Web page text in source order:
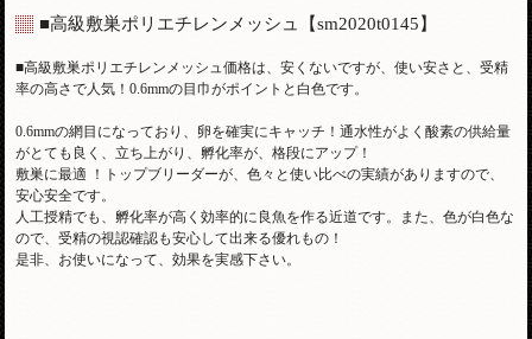
■高級敷巣ポリエチレンメッシュ 【sm2020t0145】
■高級敷巣ポリエチレンメッシュ価格は、安くないですが、使い安さと、受精
率の高さで人気！0.6mmの目巾がポイントと白色です。
0.6mmの網目になっており、卵を確実にキャッチ！通水性がよく酸素の供給量
がとても良く、立ち上がり、孵化率が、格段にアップ！
敷巣に最適 ！トップブリーダーが、色々と使い比べの実績がありますので、
安心安全です。
人工授精でも、孵化率が高く効率的に良魚を作る近道です。また、色が白色な
ので、受精の視認確認も安心して出来る優れもの！
是非、お使いになって、効果を実感下さい。